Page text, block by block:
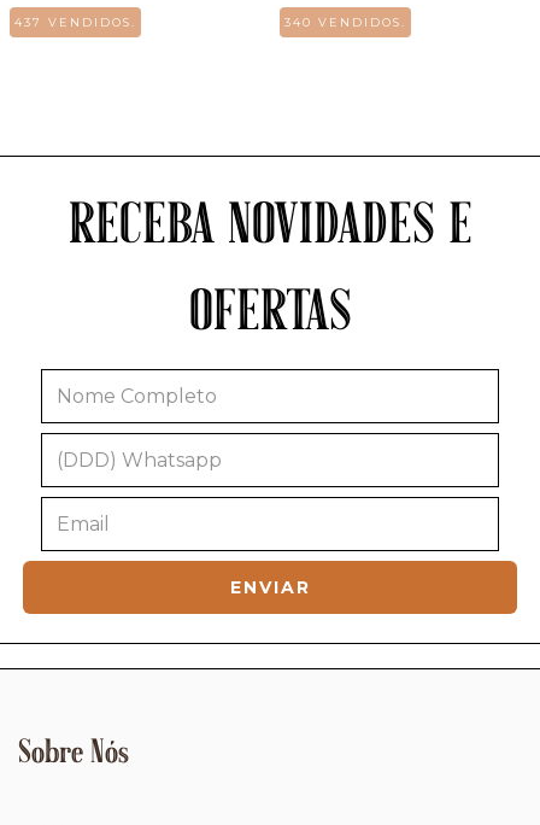
437 VENDIDOS. 340 VENDIDOS.
RECEBA NOVIDADES E
OFERTAS
Sobre Nós